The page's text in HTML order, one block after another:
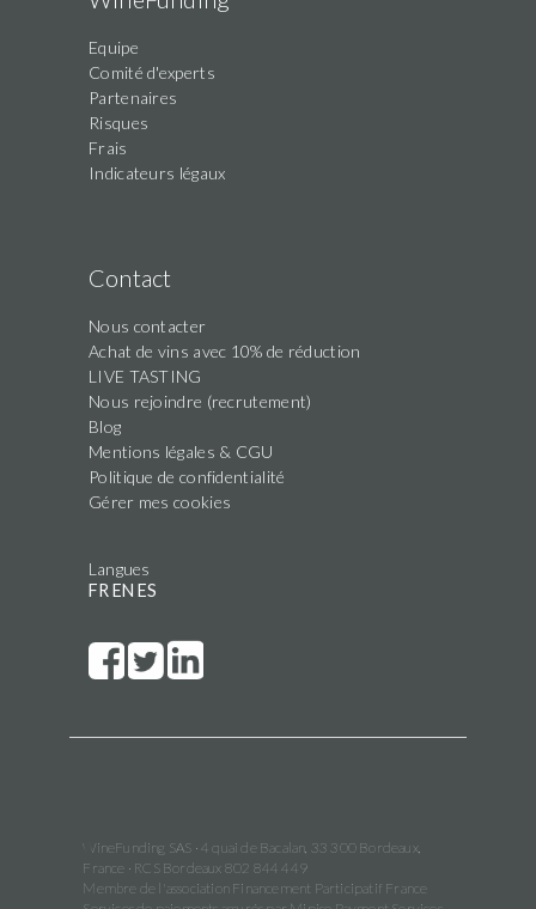
Equipe
Comité d'experts
Partenaires
Risques
Frais
Indicateurs légaux
Contact
Nous contacter
Achat de vins avec 10% de réduction
LIVE TASTING
Nous rejoindre (recrutement)
Blog
Mentions légales & CGU
Politique de confidentialité
Gérer mes cookies
Langues
FR EN ES
WineFunding SAS · 4 quai de Bacalan, 33 300 Bordeaux,
France · RCS Bordeaux 802 844 449
Membre de l'association Financement Participatif France